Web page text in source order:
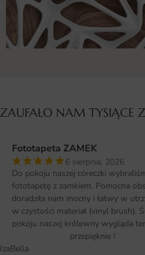
ZAUFAŁO NAM TYSIĄCE
Fototapeta ZAMEK
6 sierpnia, 2026
Do pokoju naszej córeczki
fototapetę z zamkiem. Pomocna
doradziła nam mocny i łatwy w
w czystości materiał (vinyl brush).
pokoju naszej królewny wygląda
przepięknie !
IzaBella